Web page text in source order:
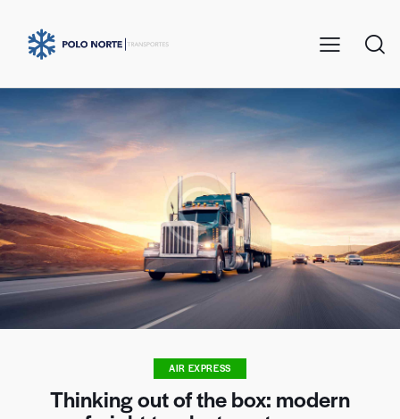
AIR EXPRESS
Thinking out of the box: modern